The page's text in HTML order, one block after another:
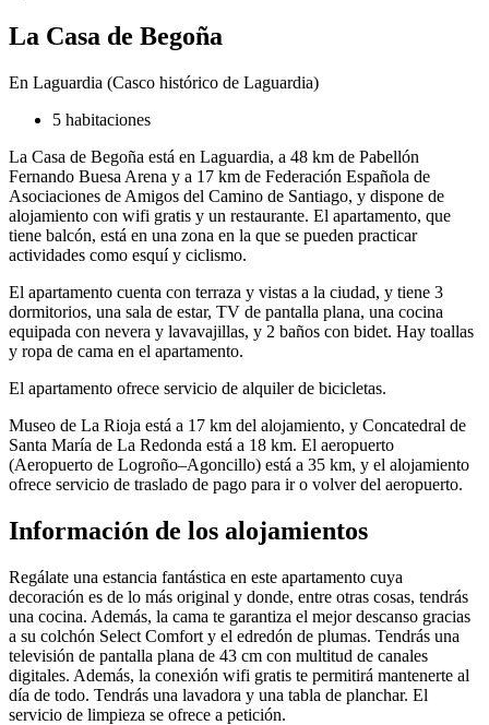
La Casa de Begoña
En Laguardia (Casco histórico de Laguardia)
5 habitaciones
La Casa de Begoña está en Laguardia, a 48 km de Pabellón
Fernando Buesa Arena y a 17 km de Federación Española de
Asociaciones de Amigos del Camino de Santiago, y dispone de
alojamiento con wifi gratis y un restaurante. El apartamento, que
tiene balcón, está en una zona en la que se pueden practicar
actividades como esquí y ciclismo.
El apartamento cuenta con terraza y vistas a la ciudad, y tiene 3
dormitorios, una sala de estar, TV de pantalla plana, una cocina
equipada con nevera y lavavajillas, y 2 baños con bidet. Hay toallas
y ropa de cama en el apartamento.
El apartamento ofrece servicio de alquiler de bicicletas.
Museo de La Rioja está a 17 km del alojamiento, y Concatedral de
Santa María de La Redonda está a 18 km. El aeropuerto
(Aeropuerto de Logroño–Agoncillo) está a 35 km, y el alojamiento
ofrece servicio de traslado de pago para ir o volver del aeropuerto.
Información de los alojamientos
Regálate una estancia fantástica en este apartamento cuya
decoración es de lo más original y donde, entre otras cosas, tendrás
una cocina. Además, la cama te garantiza el mejor descanso gracias
a su colchón Select Comfort y el edredón de plumas. Tendrás una
televisión de pantalla plana de 43 cm con multitud de canales
digitales. Además, la conexión wifi gratis te permitirá mantenerte al
día de todo. Tendrás una lavadora y una tabla de planchar. El
servicio de limpieza se ofrece a petición.